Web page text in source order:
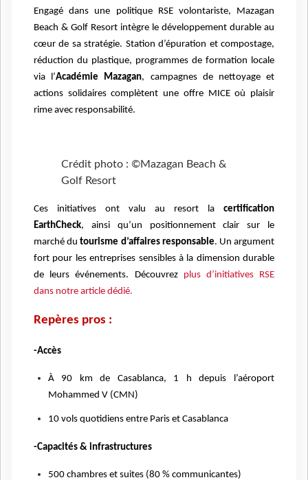
Engagé dans une politique RSE volontariste, Mazagan
Beach & Golf Resort intègre le développement durable au
cœur de sa stratégie. Station d’épuration et compostage,
réduction du plastique, programmes de formation locale
via l’Académie Mazagan, campagnes de nettoyage et
actions solidaires complètent une offre MICE où plaisir
rime avec responsabilité.
Crédit photo : ©Mazagan Beach &
Golf Resort
Ces initiatives ont valu au resort la certification
EarthCheck, ainsi qu’un positionnement clair sur le
marché dutourisme d’affaires responsable. Un argument
fort pour les entreprises sensibles à la dimension durable
de leurs événements. Découvrez plus d’initiatives RSE
dans notre article dédié.
Repères pros :
-Accès
À 90 km de Casablanca, 1 h depuis l’aéroport
Mohammed V (CMN)
10 vols quotidiens entre Paris et Casablanca
-Capacités & infrastructures
500 chambres et suites (80 % communicantes)